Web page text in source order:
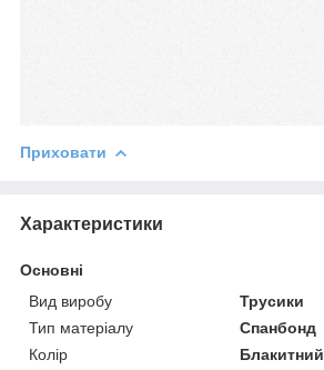
Приховати
Характеристики
Основні
Вид виробу
Трусики
Тип матеріалу
Спанбонд
Колір
Блакитний